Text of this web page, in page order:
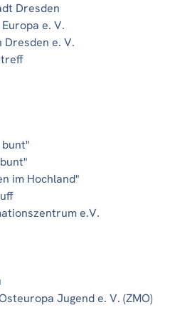
Dresden
e. V.
e. V.
im Hochland"
e.V.
Jugend e. V. (ZMO)